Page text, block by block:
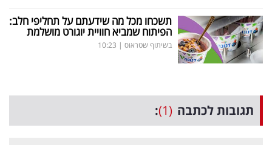
תשכחו מכל מה שידעתם על תחליפי חלב:
הפיתוח שמביא חוויית יוגורט מושלמת
בשיתוף שטראוס |
10:23
תגובות לכתבה (1)
: